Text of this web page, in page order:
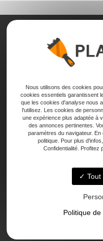
Nous utilisons des cookies
cookies essentiels garantissent
que les cookies d'analyse nous
l'utilisez. Les cookies de
une expérience plus adaptée à
des annonces pertinentes.
paramètres du navigateur.
politique. Pour plus
Confidentialité. Profitez
Politique